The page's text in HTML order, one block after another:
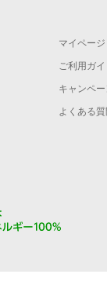
マイページ
ご利用ガイ
キャンペ
よくある質